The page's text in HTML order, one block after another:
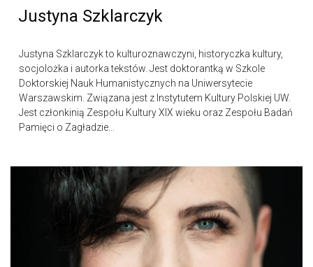
Justyna Szklarczyk
Justyna Szklarczyk to kulturoznawczyni, historyczka kultury,
socjolożka i autorka tekstów. Jest doktorantką w Szkole
Doktorskiej Nauk Humanistycznych na Uniwersytecie
Warszawskim. Związana jest z Instytutem Kultury Polskiej UW.
Jest członkinią Zespołu Kultury XIX wieku oraz Zespołu Badań
Pamięci o Zagładzie...